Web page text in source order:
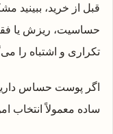
قبل از خرید،
حساسیت، ریزش یا
تکراری و اشتباه را
اگر پوست حساس
ساده معمولاً انتخاب